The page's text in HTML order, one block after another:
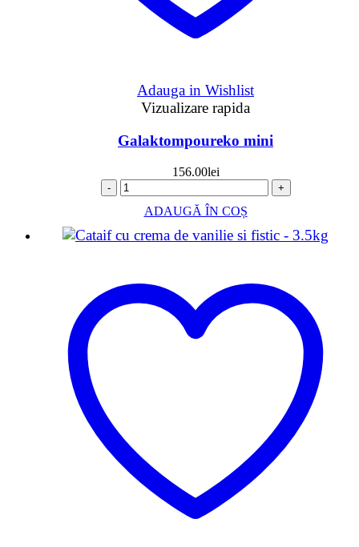
Adauga in Wishlist
Vizualizare rapida
Galaktompoureko mini
156.00lei
- +
ADAUGĂ ÎN COȘ